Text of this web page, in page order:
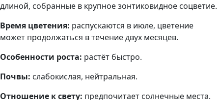
длиной, собранные в крупное зонтиковидное соцветие.
Время цветения: распускаются в июле, цветение
может продолжаться в течение двух месяцев.
Особенности роста: растёт быстро.
Почвы: слабокислая, нейтральная.
Отношение к свету: предпочитает солнечные места.